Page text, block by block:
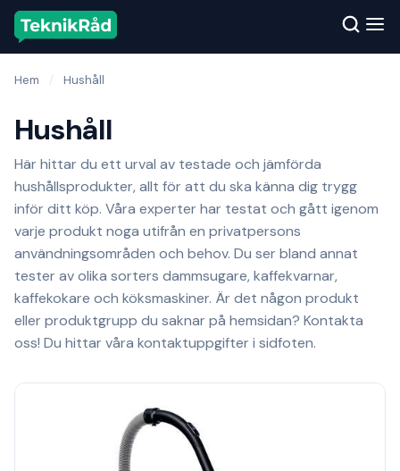
Hem / Hushåll
Hushåll
Här hittar du ett urval av testade och jämförda
hushållsprodukter, allt för att du ska känna dig trygg
inför ditt köp. Våra experter har testat och gått igenom
varje produkt noga utifrån en privatpersons
användningsområden och behov. Du ser bland annat
tester av olika sorters dammsugare, kaffekvarnar,
kaffekokare och köksmaskiner. Är det någon produkt
eller produktgrupp du saknar på hemsidan? Kontakta
oss! Du hittar våra kontaktuppgifter i sidfoten.